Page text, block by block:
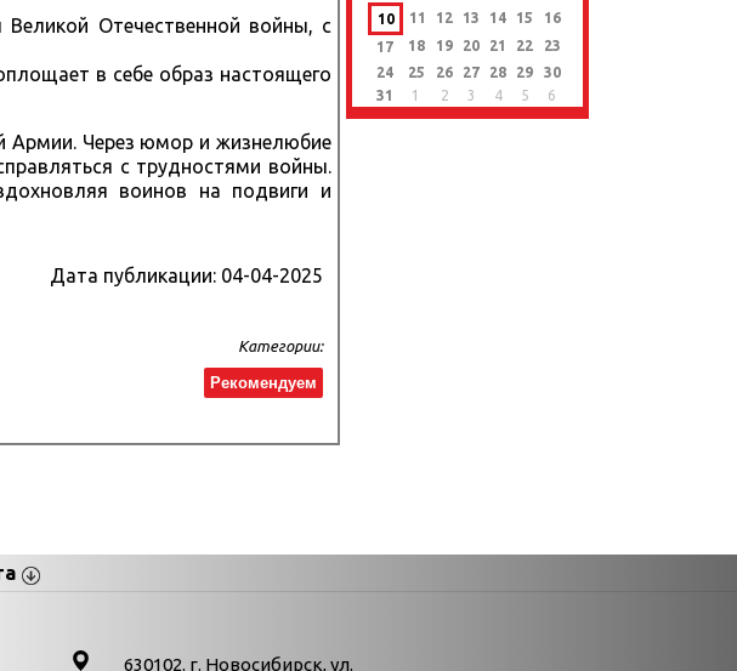
Отечественной войны, с
в себе образ настоящего
Армии. Через юмор и жизнелюбие
с трудностями войны.
воинов на подвиги и
Дата публикации: 04-04-2025
Категории:
Рекомендуем
10
11 12 13 14 15
16
17
18 19 20 21 22
23
24
25 26 27 28 29
30
31
1 2 3 4 5 6
630102. г. Новосибирск, ул.